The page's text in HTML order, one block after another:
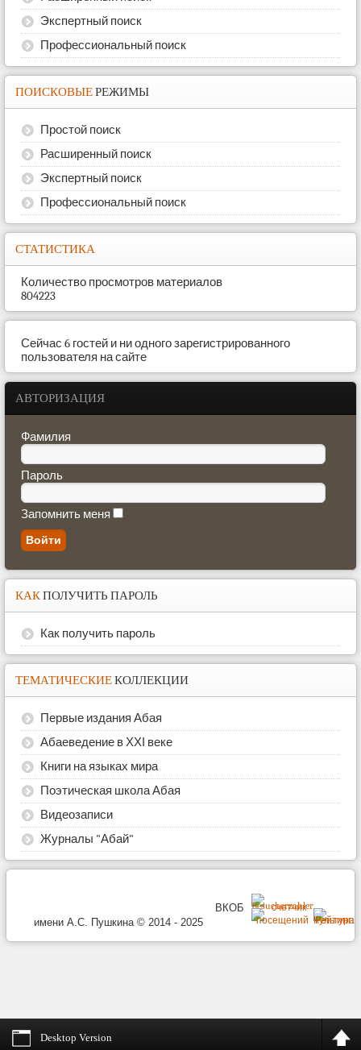
Экспертный поиск
Профессиональный поиск
ПОИСКОВЫЕРЕЖИМЫ
Простой поиск
Расширенный поиск
Экспертный поиск
Профессиональный поиск
СТАТИСТИКА
Количество просмотров материалов
804223
Сейчас 6 гостей и ни одного зарегистрированного
пользователя на сайте
АВТОРИЗАЦИЯ
Фамилия
Пароль
Запомнить меня
КАКПОЛУЧИТЬ ПАРОЛЬ
Как получить пароль
ТЕМАТИЧЕСКИЕКОЛЛЕКЦИИ
Первые издания Абая
Абаеведение в ХХІ веке
Книги на языках мира
Поэтическая школа Абая
Видеозаписи
Журналы "Абай"
ВКОБ
имени А.С. Пушкина © 2014 - 2025
Desktop Version